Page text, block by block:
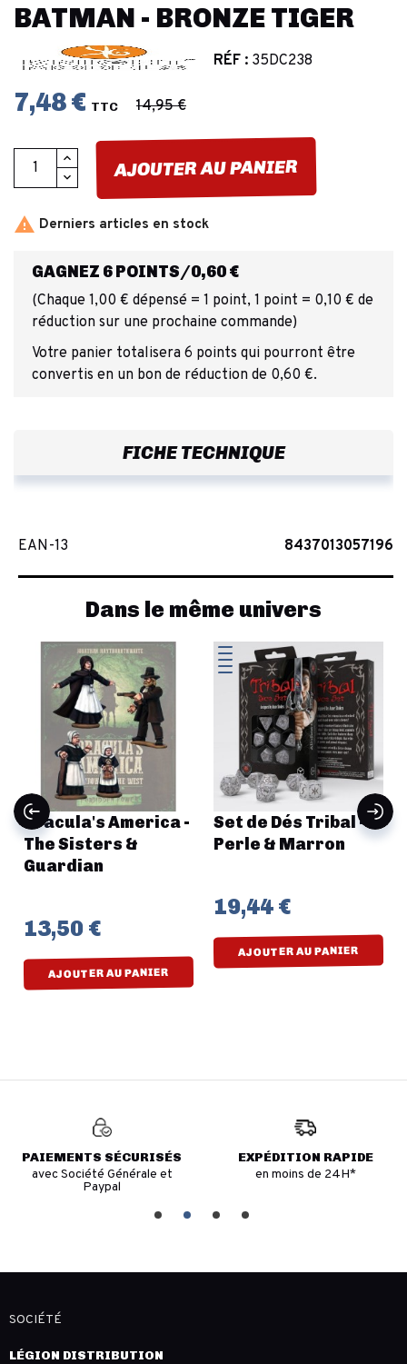
BATMAN - BRONZE TIGER
RÉF : 35DC238
7,48 € TTC 14,95 €
AJOUTER AU PANIER
 Derniers articles en stock
GAGNEZ 6 POINTS/0,60 €
(Chaque 1,00 € dépensé = 1 point, 1 point = 0,10 € de
réduction sur une prochaine commande)
Votre panier totalisera 6 points qui pourront être
convertis en un bon de réduction de 0,60 €.
FICHE TECHNIQUE
EAN-13 8437013057196
Dans le même univers
Dracula's America -
The Sisters &
Guardian
13,50 €
AJOUTER AU PANIER
Set de Dés Tribal -
Perle & Marron
19,44 €
AJOUTER AU PANIER
PAIEMENTS SÉCURISÉS
avec Société Générale et
Paypal
EXPÉDITION RAPIDE
en moins de 24H*
SOCIÉTÉ
LÉGION DISTRIBUTION